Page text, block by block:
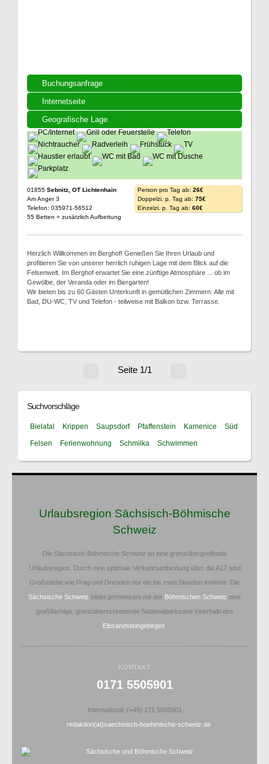
Buchungsanfrage
Internetseite
Geografische Lage
01855 Sebnitz, OT Lichtenhain
Am Anger 3
Telefon: 035971-56512
55 Betten + zusätzlich Aufbettung
Person pro Tag ab: 26€
Doppelzi. p. Tag ab: 75€
Einzelzi. p. Tag ab: 60€
Herzlich Willkommen im Berghof! Genießen Sie Ihren Urlaub und
profitieren Sie von unserer herrlich ruhigen Lage mit dem Blick auf die
Felsenwelt. Im Berghof erwartet Sie eine zünftige Atmosphäre ... ob im
Gewölbe, der Veranda oder im Biergarten!
Wir bieten bis zu 60 Gästen Unterkunft in gemütlichen Zimmern: Alle mit
Bad, DU-WC, TV und Telefon - teilweise mit Balkon bzw. Terrasse.
Seite 1/1
Suchvorschläge
Bielatal Krippen Saupsdorf Pfaffenstein Kamenice
Süd
Felsen
Ferienwohnung Schmilka Schwimmen
Urlaubsregion Sächsisch-Böhmische
Schweiz
Die Sächsisch-Böhmische Schweiz ist eine grenzübergreifende
Urlaubsregion. Durch eine optimale Verkehrsanbindung über die A17 sind
Großstädte wie Prag und Dresden nur ein bis zwei Stunden entfernt. Die
Sächsische Schweiz bildet gemeinsam mit der Böhmischen Schweiz eine
großflächige, grenzüberschreitende Nationalparkzone innerhalb des
Elbsandsteingebirges
KONTAKT
0171 5505901
International: (+49) 171 5505901
redaktion(at)saechsisch-boehmische-schweiz.de